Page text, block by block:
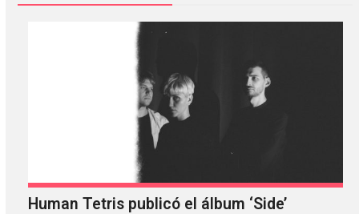
Human Tetris publicó el álbum ‘Side’